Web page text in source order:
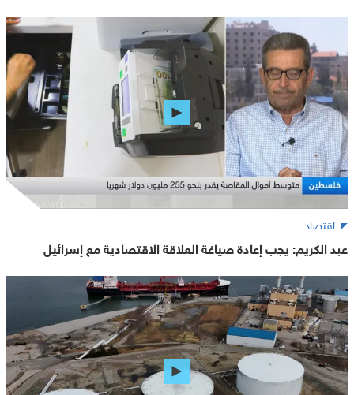
اقتصاد
عبد الكريم: يجب إعادة صياغة العلاقة الاقتصادية مع إسرائيل